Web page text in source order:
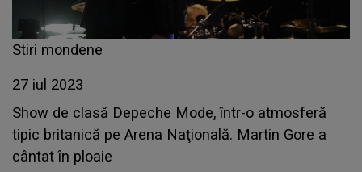
Stiri mondene
27 iul 2023
Show de clasă Depeche Mode, într-o atmosferă
tipic britanică pe Arena Naţională. Martin Gore a
cântat în ploaie